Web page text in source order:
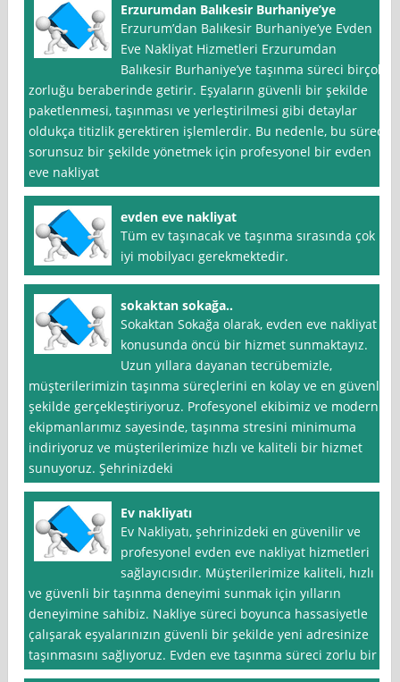
Erzurumdan Balıkesir Burhaniye’ye
Erzurum’dan Balıkesir Burhaniye’ye Evden
Eve Nakliyat Hizmetleri Erzurumdan
Balıkesir Burhaniye’ye taşınma süreci birçok
zorluğu beraberinde getirir. Eşyaların güvenli bir şekilde
paketlenmesi, taşınması ve yerleştirilmesi gibi detaylar
oldukça titizlik gerektiren işlemlerdir. Bu nedenle, bu süreci
sorunsuz bir şekilde yönetmek için profesyonel bir evden
eve nakliyat
evden eve nakliyat
Tüm ev taşınacak ve taşınma sırasında çok
iyi mobilyacı gerekmektedir.
sokaktan sokağa..
Sokaktan Sokağa olarak, evden eve nakliyat
konusunda öncü bir hizmet sunmaktayız.
Uzun yıllara dayanan tecrübemizle,
müşterilerimizin taşınma süreçlerini en kolay ve en güvenli
şekilde gerçekleştiriyoruz. Profesyonel ekibimiz ve modern
ekipmanlarımız sayesinde, taşınma stresini minimuma
indiriyoruz ve müşterilerimize hızlı ve kaliteli bir hizmet
sunuyoruz. Şehrinizdeki
Ev nakliyatı
Ev Nakliyatı, şehrinizdeki en güvenilir ve
profesyonel evden eve nakliyat hizmetleri
sağlayıcısıdır. Müşterilerimize kaliteli, hızlı
ve güvenli bir taşınma deneyimi sunmak için yılların
deneyimine sahibiz. Nakliye süreci boyunca hassasiyetle
çalışarak eşyalarınızın güvenli bir şekilde yeni adresinize
taşınmasını sağlıyoruz. Evden eve taşınma süreci zorlu bir